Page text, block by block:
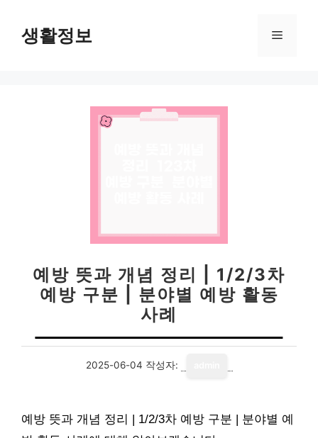
생활정보 메
예방 뜻과 개념 정리 | 1/2/3차
예방 구분 | 분야별 예방 활동
사례
2025-06-04 작성자:
예방 뜻과 개념 정리 | 1/2/3차 예방 구분 | 분야별 예